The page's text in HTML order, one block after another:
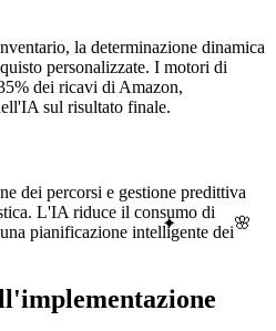
🌸
✦
la determinazione dinamica
personalizzate. I motori di
dei ricavi di Amazon,
sul risultato finale.
dei percorsi e gestione predittiva
L'IA riduce il consumo di
pianificazione intelligente dei